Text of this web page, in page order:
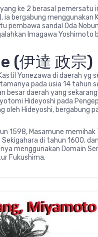
ke 2 berasal pemersatu
bergabung menggunakan
pembawa sandal Oda
Imagawa Yoshimoto
(伊達 政宗)
Yonezawa di daerah yg
pada usia 14 tahun
besar daerah yang
Hideyoshi pada
Hideyoshi, bergabung
1598, Masamune memihak
di tahun 1600,
menggunakan Domain
Fukushima.